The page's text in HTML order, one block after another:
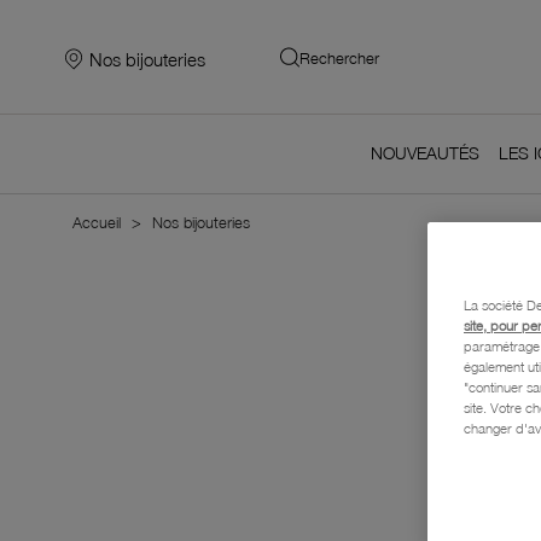
Nos bijouteries Rechercher
NOUVEAUTÉS LES
Accueil Nos bijouteries
La société
site, pour
également
"continuer
site. Votre
changer